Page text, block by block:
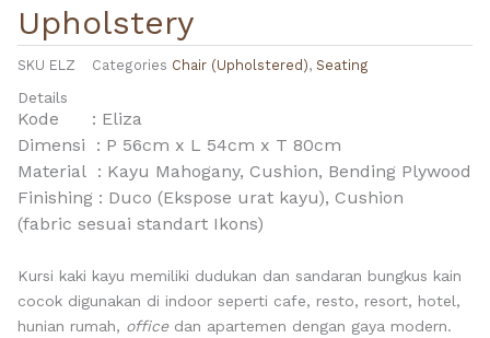
Upholstery
SKU ELZ Categories Chair (Upholstered), Seating
Details
Kode : Eliza
Dimensi : P 56cm x L 54cm x T 80cm
Material : Kayu Mahogany, Cushion, Bending Plywood
Finishing : Duco (Ekspose urat kayu), Cushion
(fabric sesuai standart Ikons)
Kursi kaki kayu memiliki dudukan dan sandaran bungkus kain
cocok digunakan di indoor seperti cafe, resto, resort, hotel,
hunian rumah, officedan apartemen dengan gaya modern.